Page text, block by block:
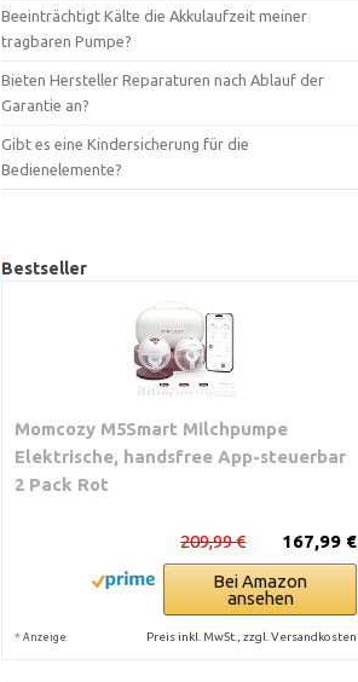
Beeinträchtigt Kälte die Akkulaufzeit meiner
tragbaren Pumpe?
Bieten Hersteller Reparaturen nach Ablauf der
Garantie an?
Gibt es eine Kindersicherung für die
Bedienelemente?
Bestseller
Momcozy M5Smart Milchpumpe
Elektrische, handsfree App-steuerbar
2 Pack Rot
167,99 €
209,99 €
Bei Amazon
ansehen
* Anzeige Preis inkl. MwSt., zzgl. Versandkosten